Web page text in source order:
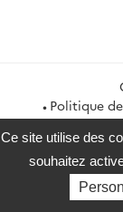
Politique
service-
Ce site utilise des
souhaitez